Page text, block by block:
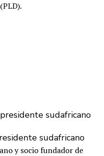
sudafricano
y socio fundador de